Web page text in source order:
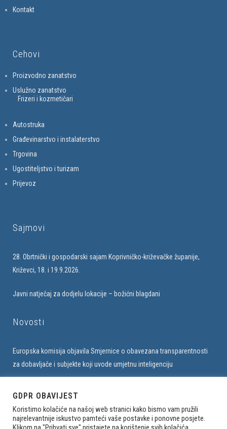
Kontakt
Cehovi
Proizvodno zanatstvo
Uslužno zanatstvo
Frizeri i kozmetičari
Autostruka
Građevinarstvo i instalaterstvo
Trgovina
Ugostiteljstvo i turizam
Prijevoz
Sajmovi
28. Obrtnički i gospodarski sajam Koprivničko-križevačke županije,
Križevci, 18. i 19.9.2026.
Javni natječaj za dodjelu lokacije – božićni blagdani
Novosti
Europska komisija objavila Smjernice o obavezana transparentnosti
za dobavljače i subjekte koji uvode umjetnu inteligenciju
GDPR OBAVIJEST
Koristimo kolačiće na našoj web stranici kako bismo vam pružili
najrelevantnije iskustvo pamteći vaše postavke i ponovne posjete.